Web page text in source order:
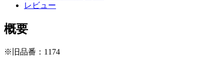
レビュー
概要
※旧品番：1174